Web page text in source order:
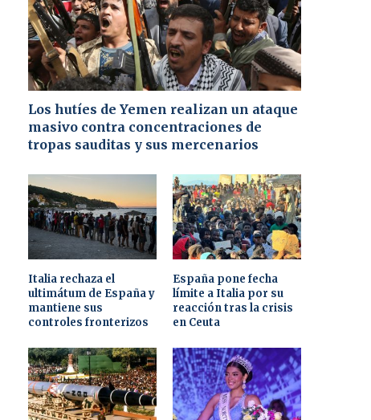
Los hutíes de Yemen realizan un ataque
masivo contra concentraciones de
tropas sauditas y sus mercenarios
Italia rechaza el
ultimátum de España y
mantiene sus
controles fronterizos
España pone fecha
límite a Italia por su
reacción tras la crisis
en Ceuta